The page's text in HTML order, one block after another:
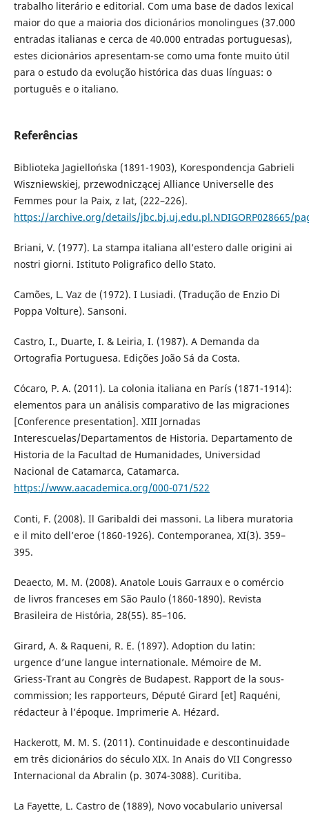
trabalho literário e editorial. Com uma base de dados lexical
maior do que a maioria dos dicionários monolingues (37.000
entradas italianas e cerca de 40.000 entradas portuguesas),
estes dicionários apresentam-se como uma fonte muito útil
para o estudo da evolução histórica das duas línguas: o
português e o italiano.
Referências
Biblioteka Jagiellońska (1891-1903), Korespondencja Gabrieli
Wiszniewskiej, przewodniczącej Alliance Universelle des
Femmes pour la Paix, z lat, (222–226).
https://archive.org/details/jbc.bj.uj.edu.pl.NDIGORP028665/
Briani, V. (1977). La stampa italiana all’estero dalle origini ai
nostri giorni. Istituto Poligrafico dello Stato.
Camões, L. Vaz de (1972). I Lusiadi. (Tradução de Enzio Di
Poppa Volture). Sansoni.
Castro, I., Duarte, I. & Leiria, I. (1987). A Demanda da
Ortografia Portuguesa. Edições João Sá da Costa.
Cócaro, P. A. (2011). La colonia italiana en París (1871-1914):
elementos para un análisis comparativo de las migraciones
[Conference presentation]. XIII Jornadas
Interescuelas/Departamentos de Historia. Departamento de
Historia de la Facultad de Humanidades, Universidad
Nacional de Catamarca, Catamarca.
https://www.aacademica.org/000-071/522
Conti, F. (2008). Il Garibaldi dei massoni. La libera muratoria
e il mito dell’eroe (1860-1926). Contemporanea, XI(3). 359–
395.
Deaecto, M. M. (2008). Anatole Louis Garraux e o comércio
de livros franceses em São Paulo (1860-1890). Revista
Brasileira de História, 28(55). 85–106.
Girard, A. & Raqueni, R. E. (1897). Adoption du latin:
urgence d’une langue internationale. Mémoire de M.
Griess-Trant au Congrès de Budapest. Rapport de la sous-
commission; les rapporteurs, Député Girard [et] Raquéni,
rédacteur à l’époque. Imprimerie A. Hézard.
Hackerott, M. M. S. (2011). Continuidade e descontinuidade
em três dicionários do século XIX. In Anais do VII Congresso
Internacional da Abralin (p. 3074-3088). Curitiba.
La Fayette, L. Castro de (1889), Novo vocabulario universal